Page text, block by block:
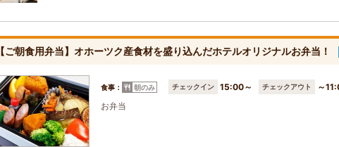
【ご朝食用弁当】オホーツク産食材を盛り込んだホテルオリジナルお弁当！
食事： 朝のみ チェックイン 15:00～ チェックアウト
～
お弁当